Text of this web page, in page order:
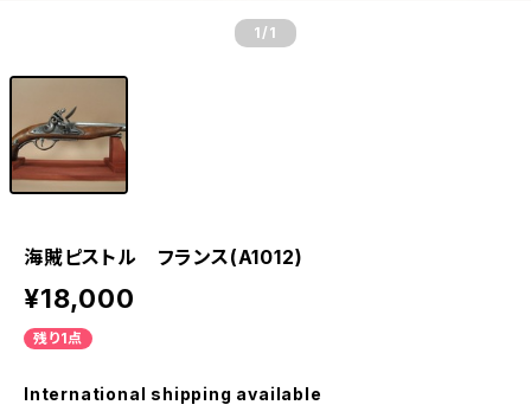
1 /1
海賊ピストル フランス(A1012)
¥18,000
残り1点
International shipping available